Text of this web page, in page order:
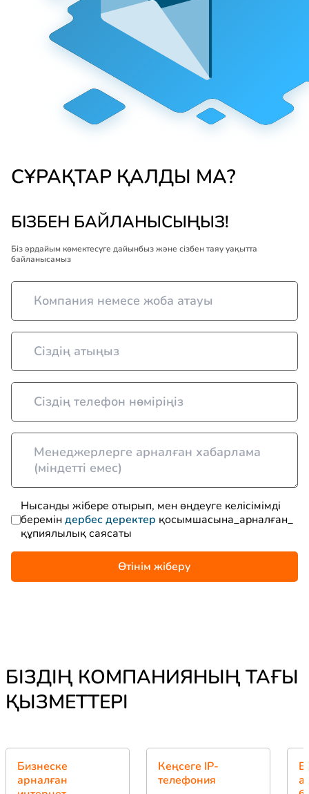
СҰРАҚТАР ҚАЛДЫ МА?
БІЗБЕН БАЙЛАНЫСЫҢЫЗ!
Біз әрдайым көмектесуге дайынбыз және сізбен таяу уақытта
байланысамыз
Нысанды жібере отырып, мен өңдеуге келісімімді
береміндербес деректер қосымшасына_арналған_
құпиялылық саясаты
Өтінім жіберу
БІЗДІҢ КОМПАНИЯНЫҢ ТАҒЫ
ҚЫЗМЕТТЕРІ
Бизнеске
арналған
Кеңсеге IP-
телефония